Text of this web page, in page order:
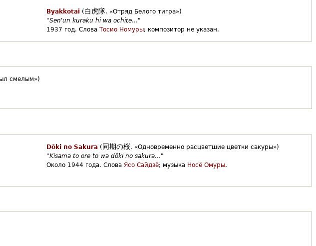
Byakkotai (白虎隊, «Отряд Белого тигра»)
"Sen'un kuraku hi wa ochite…"
1937 год. Слова Тосио Номуры; композитор не указан.
смелым»)
Dōki no Sakura (同期の桜, «Одновременно расцветшие цветки сакуры»)
"Kisama to ore to wa dōki no sakura…"
Около 1944 года. Слова Ясо Сайдзё; музыка Носё Омуры.